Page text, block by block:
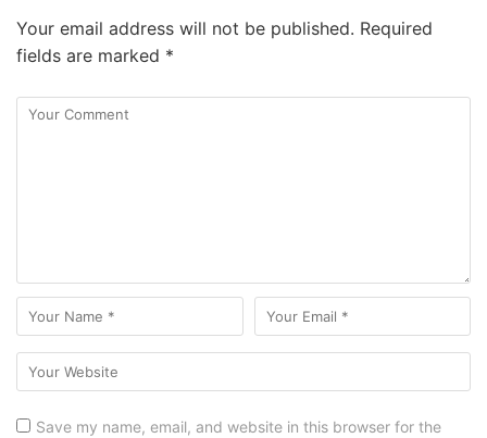
Your email address will not be published. Required
fields are marked *
Save my name, email, and website in this browser for the